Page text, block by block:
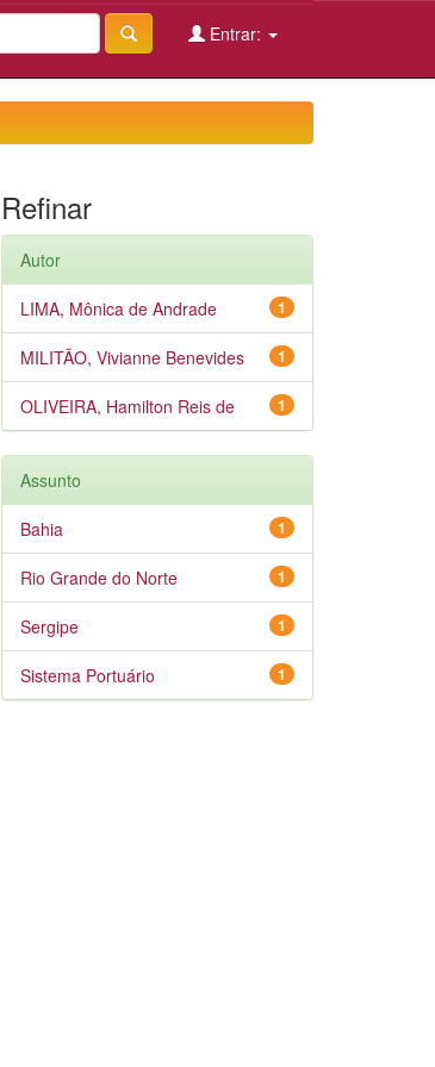
Entrar:
Refinar
Autor
1
LIMA, Mônica de Andrade
1
MILITÃO, Vivianne Benevides
1
OLIVEIRA, Hamilton Reis de
Assunto
1
Bahia
1
Rio Grande do Norte
1
Sergipe
1
Sistema Portuário